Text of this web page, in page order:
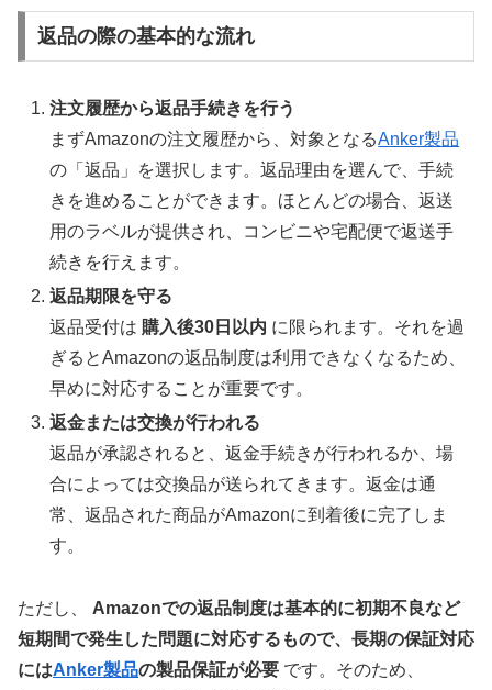
返品の際の基本的な流れ
注文履歴から返品手続きを行う
まずAmazonの注文履歴から、対象となるAnker製品
の「返品」を選択します。返品理由を選んで、手続
きを進めることができます。ほとんどの場合、返送
用のラベルが提供され、コンビニや宅配便で返送手
続きを行えます。
返品期限を守る
返品受付は 購入後30日以内 に限られます。それを過
ぎるとAmazonの返品制度は利用できなくなるため、
早めに対応することが重要です。
返金または交換が行われる
返品が承認されると、返金手続きが行われるか、場
合によっては交換品が送られてきます。返金は通
常、返品された商品がAmazonに到着後に完了しま
す。
ただし、 Amazonでの返品制度は基本的に初期不良など
短期間で発生した問題に対応するもので、長期の保証対応
にはAnker製品の製品保証が必要 です。そのため、